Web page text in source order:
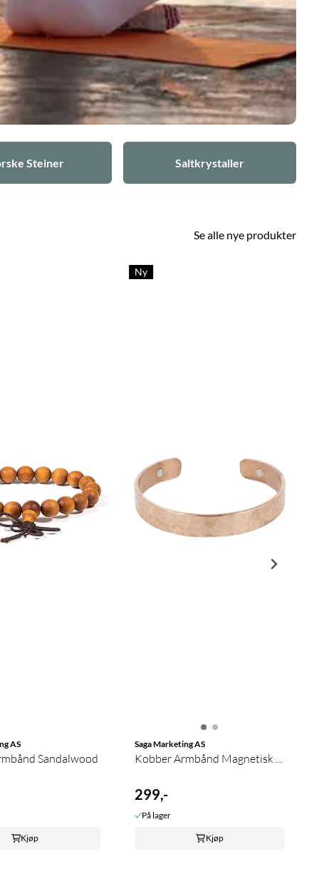
Steiner Saltkrystaller
Se alle nye produkter
AS
Sandalwood
Kjøp
Ny
Saga Marketing AS
Kobber Armbånd Magnetisk ...
299,-
På lager
Kjøp